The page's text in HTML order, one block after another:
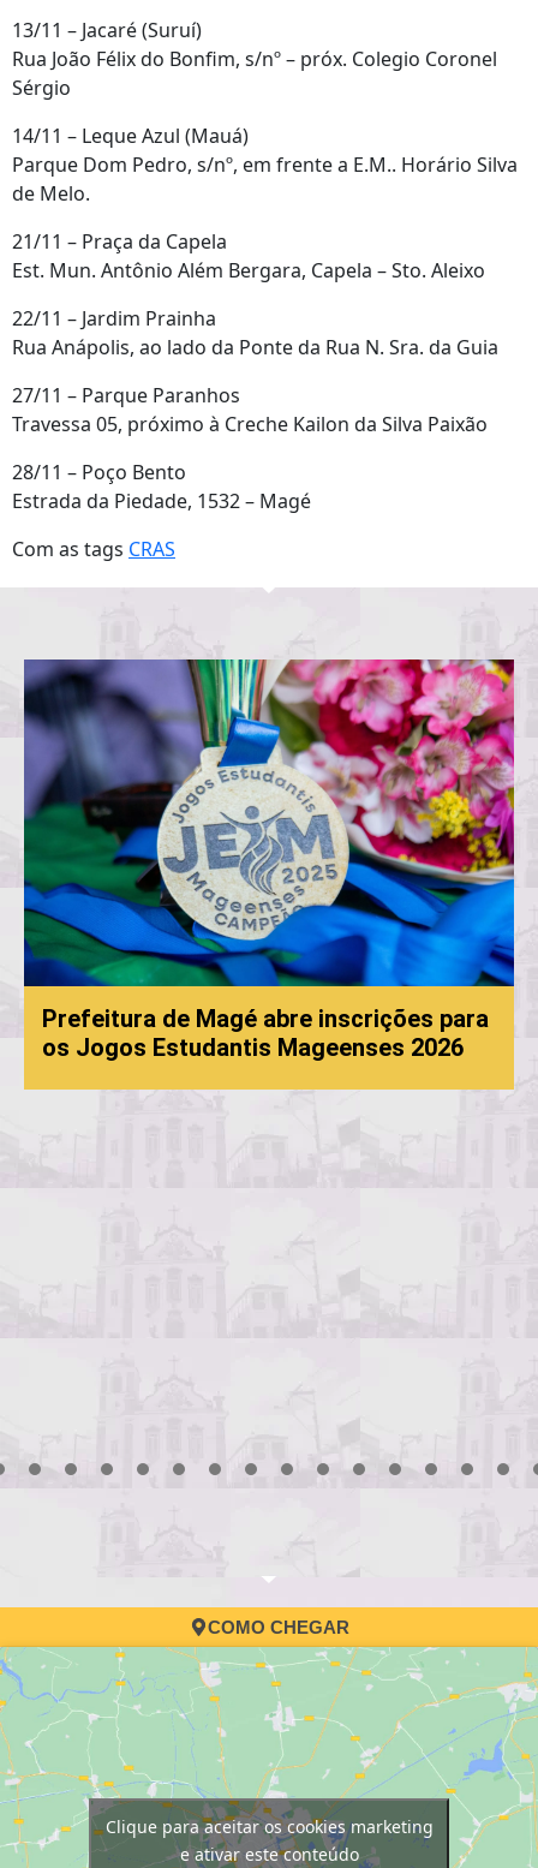
13/11 – Jacaré (Suruí)
Rua João Félix do Bonfim, s/nº – próx. Colegio Coronel
Sérgio
14/11 – Leque Azul (Mauá)
Parque Dom Pedro, s/nº, em frente a E.M.. Horário Silva
de Melo.
21/11 – Praça da Capela
Est. Mun. Antônio Além Bergara, Capela – Sto. Aleixo
22/11 – Jardim Prainha
Rua Anápolis, ao lado da Ponte da Rua N. Sra. da Guia
27/11 – Parque Paranhos
Travessa 05, próximo à Creche Kailon da Silva Paixão
28/11 – Poço Bento
Estrada da Piedade, 1532 – Magé
Com as tags CRAS
Prefeitura de Magé abre inscrições para
os Jogos Estudantis Mageenses 2026
COMO CHEGAR
Clique para aceitar os cookies marketing
e ativar este conteúdo